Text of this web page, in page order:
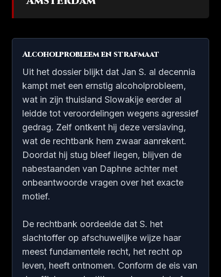
Alcoholprobleem en strafmaat
Uit het dossier blijkt dat Jan S. al decennia
kampt met een ernstig alcoholprobleem,
wat in zijn thuisland Slowakije eerder al
leidde tot veroordelingen wegens agressief
gedrag. Zelf ontkent hij deze verslaving,
wat de rechtbank hem zwaar aanrekent.
Doordat hij stug bleef liegen, blijven de
nabestaanden van Daphne achter met
onbeantwoorde vragen over het exacte
motief.
De rechtbank oordeelde dat S. het
slachtoffer op afschuwelijke wijze haar
meest fundamentele recht, het recht op
leven, heeft ontnomen. Conform de eis van